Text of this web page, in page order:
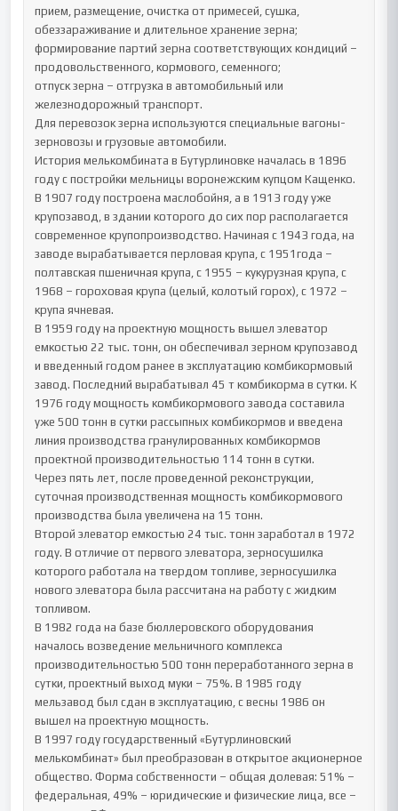
прием, размещение, очистка от примесей, сушка,
обеззараживание и длительное хранение зерна;
формирование партий зерна соответствующих кондиций –
продовольственного, кормового, семенного;
отпуск зерна – отгрузка в автомобильный или
железнодорожный транспорт.
Для перевозок зерна используются специальные вагоны-
зерновозы и грузовые автомобили.
История мелькомбината в Бутурлиновке началась в 1896
году с постройки мельницы воронежским купцом Кащенко.
В 1907 году построена маслобойня, а в 1913 году уже
крупозавод, в здании которого до сих пор располагается
современное крупопроизводство. Начиная с 1943 года, на
заводе вырабатывается перловая крупа, с 1951года –
полтавская пшеничная крупа, с 1955 – кукурузная крупа, с
1968 – гороховая крупа (целый, колотый горох), с 1972 –
крупа ячневая.
В 1959 году на проектную мощность вышел элеватор
емкостью 22 тыс. тонн, он обеспечивал зерном крупозавод
и введенный годом ранее в эксплуатацию комбикормовый
завод. Последний вырабатывал 45 т комбикорма в сутки. К
1976 году мощность комбикормового завода составила
уже 500 тонн в сутки рассыпных комбикормов и введена
линия производства гранулированных комбикормов
проектной производительностью 114 тонн в сутки.
Через пять лет, после проведенной реконструкции,
суточная производственная мощность комбикормового
производства была увеличена на 15 тонн.
Второй элеватор емкостью 24 тыс. тонн заработал в 1972
году. В отличие от первого элеватора, зерносушилка
которого работала на твердом топливе, зерносушилка
нового элеватора была рассчитана на работу с жидким
топливом.
В 1982 года на базе бюллеровского оборудования
началось возведение мельничного комплекса
производительностью 500 тонн переработанного зерна в
сутки, проектный выход муки – 75%. В 1985 году
мельзавод был сдан в эксплуатацию, с весны 1986 он
вышел на проектную мощность.
В 1997 году государственный «Бутурлиновский
мелькомбинат» был преобразован в открытое акционерное
общество. Форма собственности – общая долевая: 51% –
федеральная, 49% – юридические и физические лица, все –